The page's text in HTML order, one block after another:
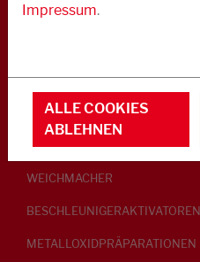
GLEITMITTEL
PEPTISATOREN
KLEBRIGMACHER /
WEICHMACHER
BESCHLEUNIGERAKTIVATOREN
METALLOXIDPRÄPARATIONEN
Impressum.
ALLE COOKIES
ABLEHNEN